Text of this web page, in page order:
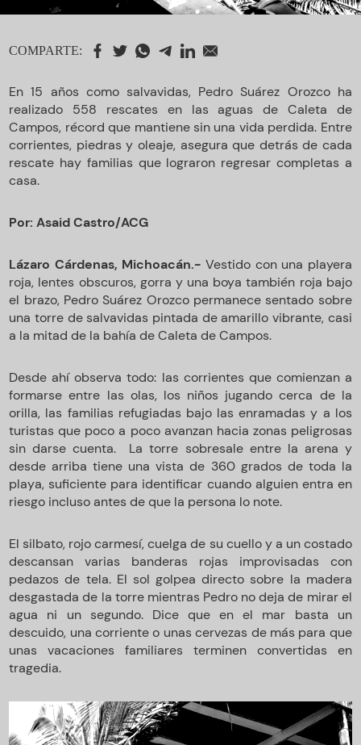
COMPARTE:
En 15 años como salvavidas, Pedro Suárez Orozco ha
realizado 558 rescates en las aguas de Caleta de
Campos, récord que mantiene sin una vida perdida. Entre
corrientes, piedras y oleaje, asegura que detrás de cada
rescate hay familias que lograron regresar completas a
casa.
Por: Asaid Castro/ACG
Lázaro Cárdenas, Michoacán.- Vestido con una playera
roja, lentes obscuros, gorra y una boya también roja bajo
el brazo, Pedro Suárez Orozco permanece sentado sobre
una torre de salvavidas pintada de amarillo vibrante, casi
a la mitad de la bahía de Caleta de Campos.
Desde ahí observa todo: las corrientes que comienzan a
formarse entre las olas, los niños jugando cerca de la
orilla, las familias refugiadas bajo las enramadas y a los
turistas que poco a poco avanzan hacia zonas peligrosas
sin darse cuenta. La torre sobresale entre la arena y
desde arriba tiene una vista de 360 grados de toda la
playa, suficiente para identificar cuando alguien entra en
riesgo incluso antes de que la persona lo note.
El silbato, rojo carmesí, cuelga de su cuello y a un costado
descansan varias banderas rojas improvisadas con
pedazos de tela. El sol golpea directo sobre la madera
desgastada de la torre mientras Pedro no deja de mirar el
agua ni un segundo. Dice que en el mar basta un
descuido, una corriente o unas cervezas de más para que
unas vacaciones familiares terminen convertidas en
tragedia.